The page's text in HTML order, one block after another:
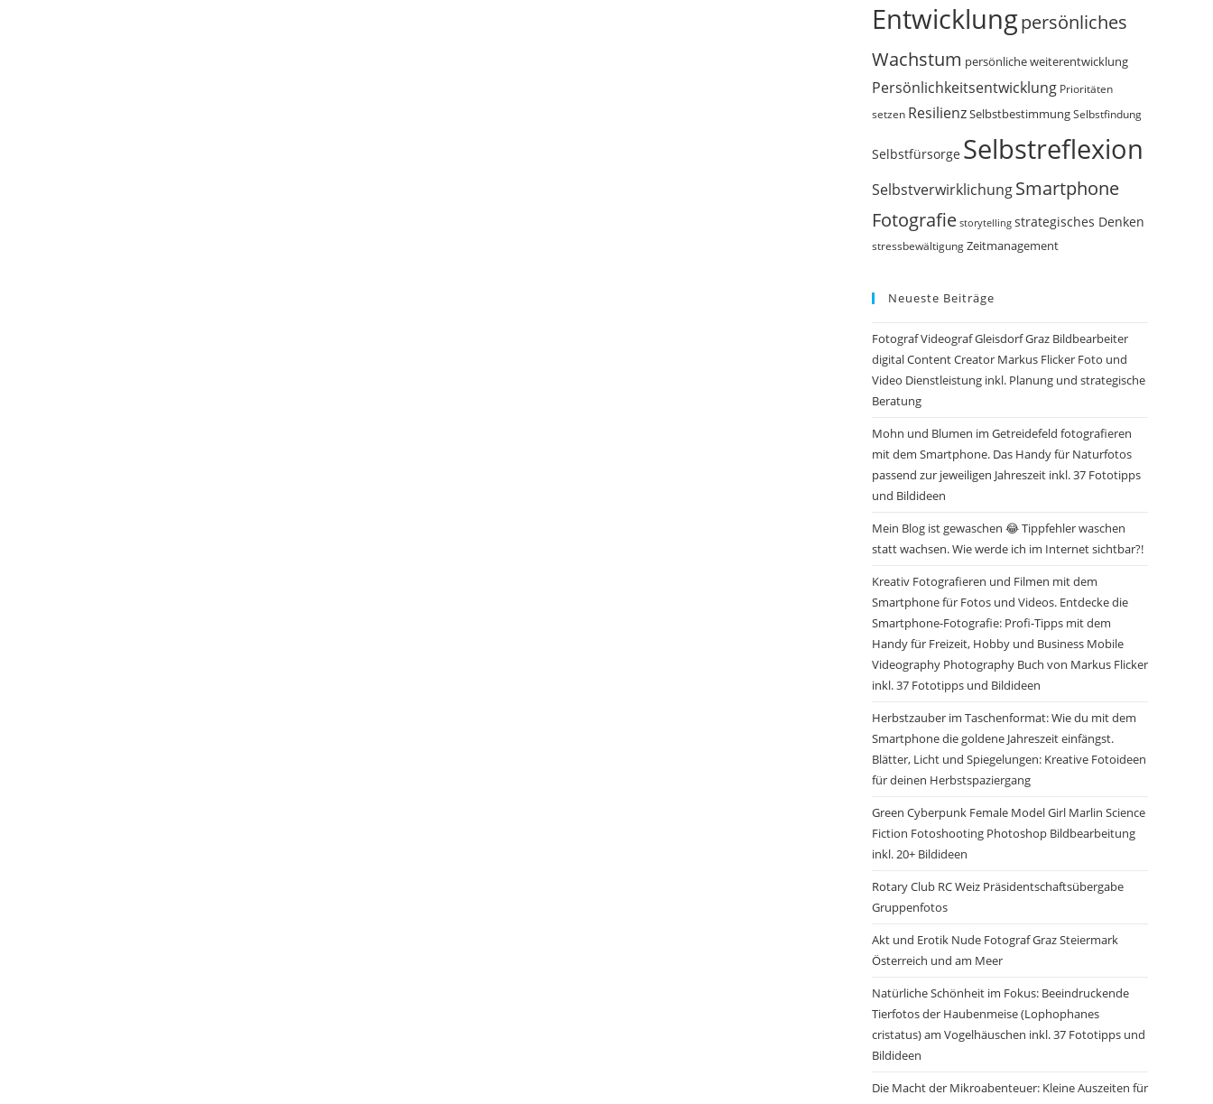
Entwicklungpersönliches
Wachstum persönliche weiterentwicklung
Persönlichkeitsentwicklung Prioritäten
setzen ResilienzSelbstbestimmungSelbstfindung
Selbstfürsorge Selbstreflexion
SelbstverwirklichungSmartphone
Fotografie storytelling strategisches Denken
stressbewältigung Zeitmanagement
Neueste Beiträge
Fotograf Videograf Gleisdorf Graz Bildbearbeiter
digital Content Creator Markus Flicker Foto und
Video Dienstleistung inkl. Planung und strategische
Beratung
Mohn und Blumen im Getreidefeld fotografieren
mit dem Smartphone. Das Handy für Naturfotos
passend zur jeweiligen Jahreszeit inkl. 37 Fototipps
und Bildideen
Mein Blog ist gewaschen 😂 Tippfehler waschen
statt wachsen. Wie werde ich im Internet sichtbar?!
Kreativ Fotografieren und Filmen mit dem
Smartphone für Fotos und Videos. Entdecke die
Smartphone-Fotografie: Profi-Tipps mit dem
Handy für Freizeit, Hobby und Business Mobile
Videography Photography Buch von Markus Flicker
inkl. 37 Fototipps und Bildideen
Herbstzauber im Taschenformat: Wie du mit dem
Smartphone die goldene Jahreszeit einfängst.
Blätter, Licht und Spiegelungen: Kreative Fotoideen
für deinen Herbstspaziergang
Green Cyberpunk Female Model Girl Marlin Science
Fiction Fotoshooting Photoshop Bildbearbeitung
inkl. 20+ Bildideen
Rotary Club RC Weiz Präsidentschaftsübergabe
Gruppenfotos
Akt und Erotik Nude Fotograf Graz Steiermark
Österreich und am Meer
Natürliche Schönheit im Fokus: Beeindruckende
Tierfotos der Haubenmeise (Lophophanes
cristatus) am Vogelhäuschen inkl. 37 Fototipps und
Bildideen
Die Macht der Mikroabenteuer: Kleine Auszeiten für